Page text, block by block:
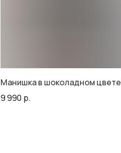
Манишка в шоколадном цвете
9 990 р.